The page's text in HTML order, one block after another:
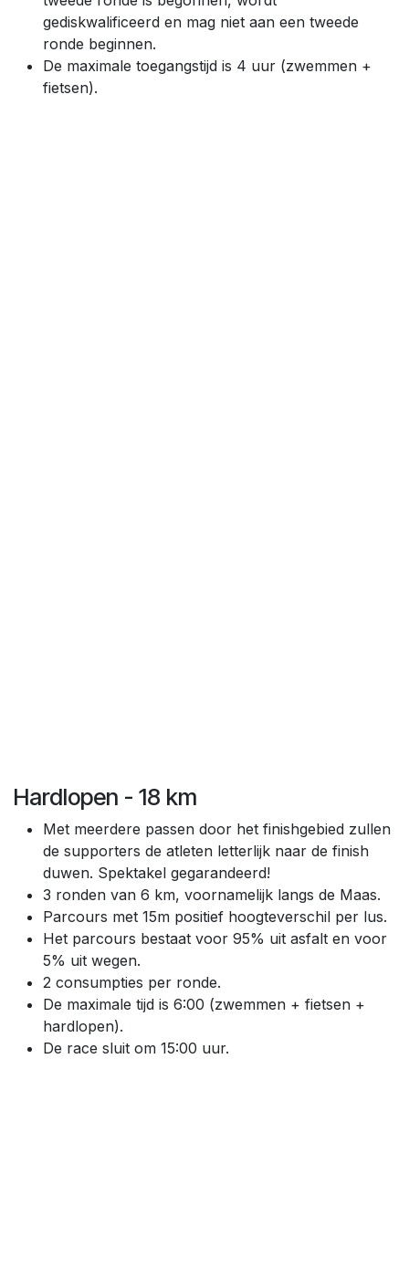
gediskwalificeerd en mag niet aan een tweede
ronde beginnen.
De maximale toegangstijd is 4 uur (zwemmen +
fietsen).
Hardlopen - 18 km
Met meerdere passen door het finishgebied zullen
de supporters de atleten letterlijk naar de finish
duwen. Spektakel gegarandeerd!
3 ronden van 6 km, voornamelijk langs de Maas.
Parcours met 15m positief hoogteverschil per lus.
Het parcours bestaat voor 95% uit asfalt en voor
5% uit wegen.
2 consumpties per ronde.
De maximale tijd is 6:00 (zwemmen + fietsen +
hardlopen).
De race sluit om 15:00 uur.